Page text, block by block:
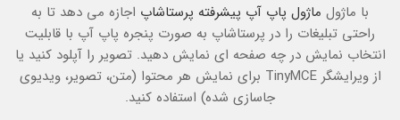
با ماژول ماژول پاپ آپ پیشرفته پرستاشاپ اجازه می دهد تا به
راحتی تبلیغات را در پرستاشاپ به صورت پنجره پاپ آپ با قابلیت
انتخاب نمایش در چه صفحه ای نمایش دهید. تصویر را آپلود کنید یا
از ویرایشگر TinyMCE برای نمایش هر محتوا (متن، تصویر، ویدیوی
جاسازی شده) استفاده کنید.